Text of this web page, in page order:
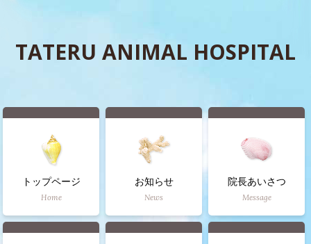
TATERU ANIMAL HOSPITAL
トップページ
Home
お知らせ
News
院長あいさつ
Message